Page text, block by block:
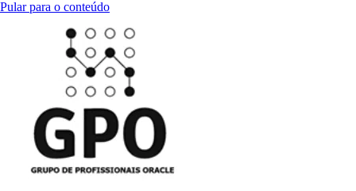
Pular para o conteúdo